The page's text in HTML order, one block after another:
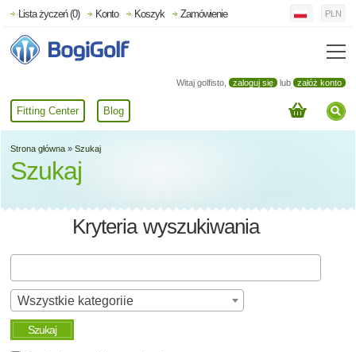
Witaj golfisto, zaloguj się lub załóż konto
Fitting Center Blog
Lista życzeń (0) Konto Koszyk Zamówienie PLN
Strona główna » Szukaj
Szukaj
Kryteria wyszukiwania
Wszystkie kategoriie
Szukaj